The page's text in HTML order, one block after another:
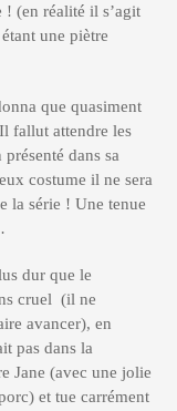
! (en réalité il s’agit
une piètre
que quasiment
fallut attendre les
dans sa
costume il ne sera
la série ! Une tenue
dur que le
cruel (il ne
avancer), en
pas dans la
Jane (avec une jolie
et tue carrément